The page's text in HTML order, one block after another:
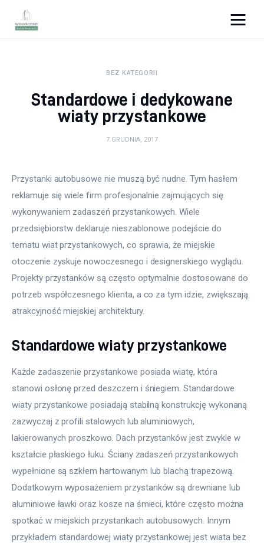
Remont
Salon
Sypialnia
BEZ KATEGORII
Standardowe i dedykowane
wiaty przystankowe
7 GRUDNIA, 2017
Przystanki autobusowe nie muszą być nudne. Tym hasłem
reklamuje się wiele firm profesjonalnie zajmujących się
wykonywaniem zadaszeń przystankowych. Wiele
przedsiębiorstw deklaruje nieszablonowe podejście do
tematu wiat przystankowych, co sprawia, że miejskie
otoczenie zyskuje nowoczesnego i designerskiego wyglądu.
Projekty przystanków są często optymalnie dostosowane do
potrzeb współczesnego klienta, a co za tym idzie, zwiększają
atrakcyjność miejskiej architektury.
Standardowe wiaty przystankowe
Każde zadaszenie przystankowe posiada wiatę, która
stanowi osłonę przed deszczem i śniegiem. Standardowe
wiaty przystankowe posiadają stabilną konstrukcję wykonaną
zazwyczaj z profili stalowych lub aluminiowych,
lakierowanych proszkowo. Dach przystanków jest zwykle w
kształcie płaskiego łuku. Ściany zadaszeń przystankowych
wypełnione są szkłem hartowanym lub blachą trapezową.
Dodatkowym wyposażeniem przystanków są drewniane lub
aluminiowe ławki oraz kosze na śmieci, które często można
spotkać w miejskich przystankach autobusowych. Innym
przykładem standardowej wiaty przystankowej jest wiata bez